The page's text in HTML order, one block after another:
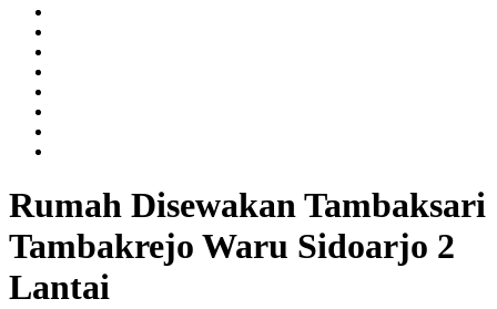
Rumah Disewakan Tambaksari
Tambakrejo Waru Sidoarjo 2
Lantai